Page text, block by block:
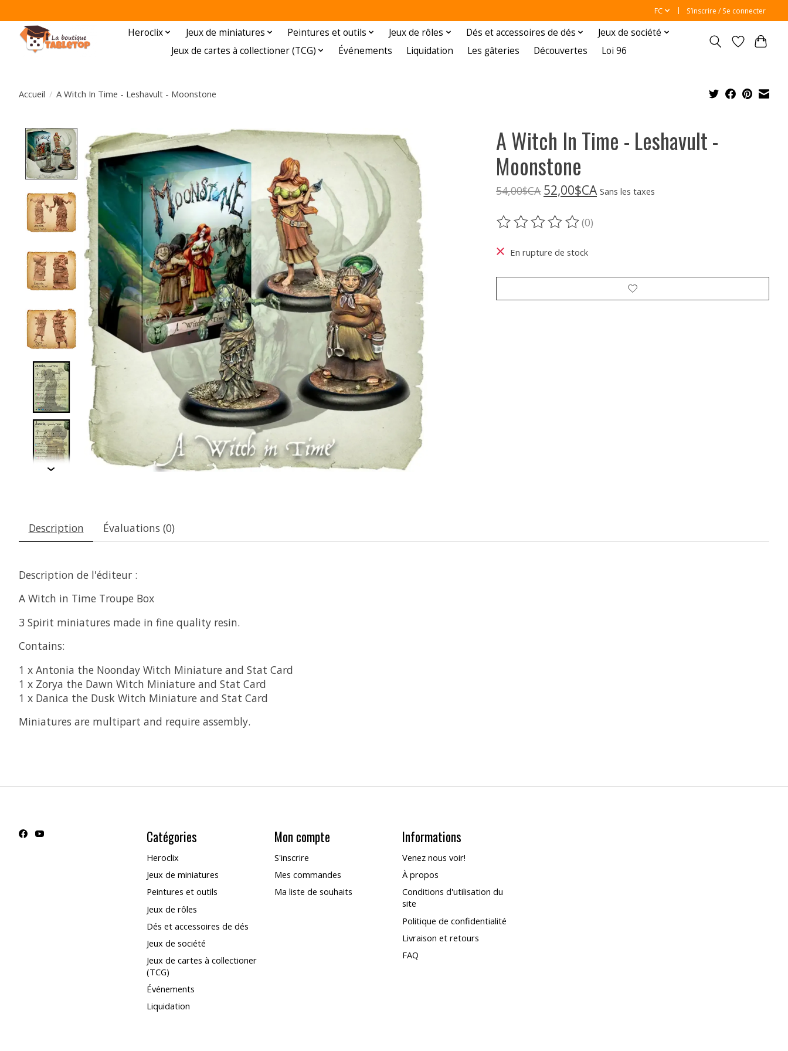
FC S’inscrire / Se connecter
Heroclix Jeux de miniatures Peintures et outils Jeux de rôles Dés et accessoires de dés
Jeux de société
Jeux de cartes à collectioner (TCG)
Événements Liquidation Les gâteries Découvertes Loi 96
Accueil / A Witch In Time - Leshavult - Moonstone
Product image slideshow Items A Witch In Time - Leshavult -
Moonstone
54,00$CA 52,00$CA Sans les taxes
Ce produit est évalué à
(0)
En rupture de stock
Description Évaluations (0)
Description de l'éditeur :
A Witch in Time Troupe Box
3 Spirit miniatures made in fine quality resin.
Contains:
1 x Antonia the Noonday Witch Miniature and Stat Card
1 x Zorya the Dawn Witch Miniature and Stat Card
1 x Danica the Dusk Witch Miniature and Stat Card
Miniatures are multipart and require assembly.
Catégories
Heroclix
Jeux de miniatures
Peintures et outils
Jeux de rôles
Dés et accessoires de dés
Jeux de société
Jeux de cartes à collectioner
(TCG)
Événements
Liquidation
Mon compte
S'inscrire
Mes commandes
Ma liste de souhaits
Informations
Venez nous voir!
À propos
Conditions d'utilisation du
site
Politique de confidentialité
Livraison et retours
FAQ